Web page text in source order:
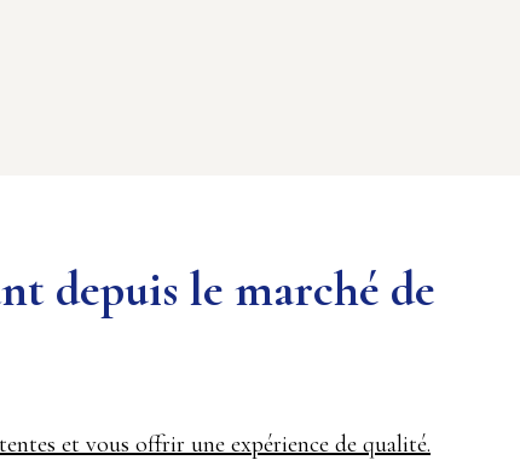
depuis le marché de
et vous offrir une expérience de qualité.